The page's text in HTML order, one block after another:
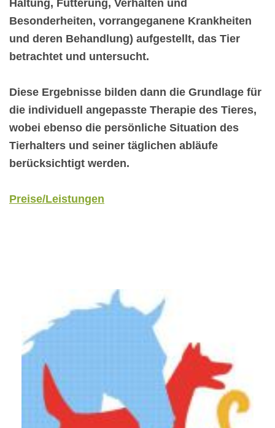
Haltung, Fütterung, Verhalten und
Besonderheiten, vorrangeganene Krankheiten
und deren Behandlung) aufgestellt, das Tier
betrachtet und untersucht.
Diese Ergebnisse bilden dann die Grundlage für
die individuell angepasste Therapie des Tieres,
wobei ebenso die persönliche Situation des
Tierhalters und seiner täglichen abläufe
berücksichtigt werden.
Preise/Leistungen